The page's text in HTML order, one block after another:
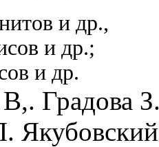
и др.,
и др.;
и др.
В,. Градова